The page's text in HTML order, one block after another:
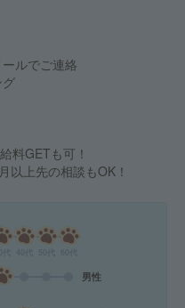
ルでご連絡
料GETも可！
以上先の相談もOK！
男性